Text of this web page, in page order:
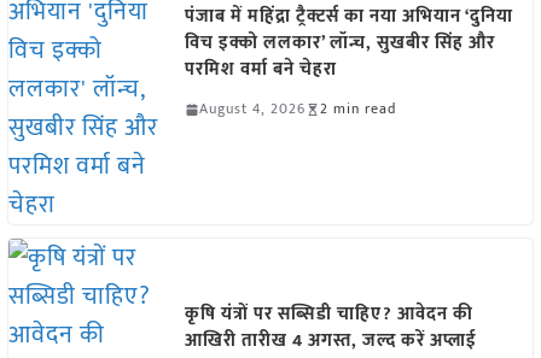
पंजाब में महिंद्रा ट्रैक्टर्स का नया अभियान ‘दुनिया
विच इक्को ललकार’ लॉन्च, सुखबीर सिंह और
परमिश वर्मा बने चेहरा
August 4, 2026 2 min read
कृषि यंत्रों पर सब्सिडी चाहिए? आवेदन की
आखिरी तारीख 4 अगस्त, जल्द करें अप्लाई